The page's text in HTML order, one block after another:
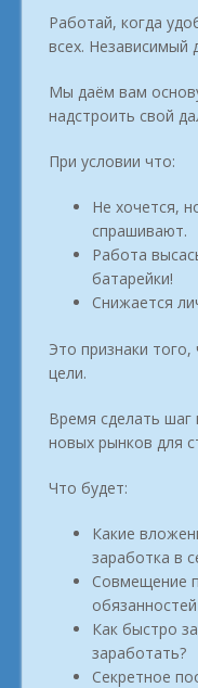
Работай, когда
всех. Независимый
Мы даём вам
надстроить свой
При условии что:
Не хочется,
спрашивают.
Работа
батарейки!
Снижается
Это признаки
цели.
Время сделать шаг
новых рынков для
Что будет:
Какие
заработка в
Совмещение
Как быстро
заработать?
Секретное